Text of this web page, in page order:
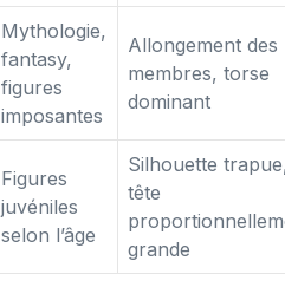
Mythologie,
fantasy,
figures
imposantes
Allongement des
membres, torse
dominant
Figures
juvéniles
selon l’âge
Silhouette
tête
grande